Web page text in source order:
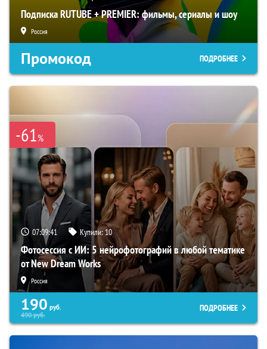
Подписка RUTUBE + PREMIER: фильмы, сериалы и шоу
Россия
Промокод ПОДРОБНЕЕ
-61%
07:09:39 Купили:10
Фотосессия с ИИ: 5 нейрофотографий в любой тематике
от New Dream Works
Россия
190 руб.
490руб.
ПОДРОБНЕЕ